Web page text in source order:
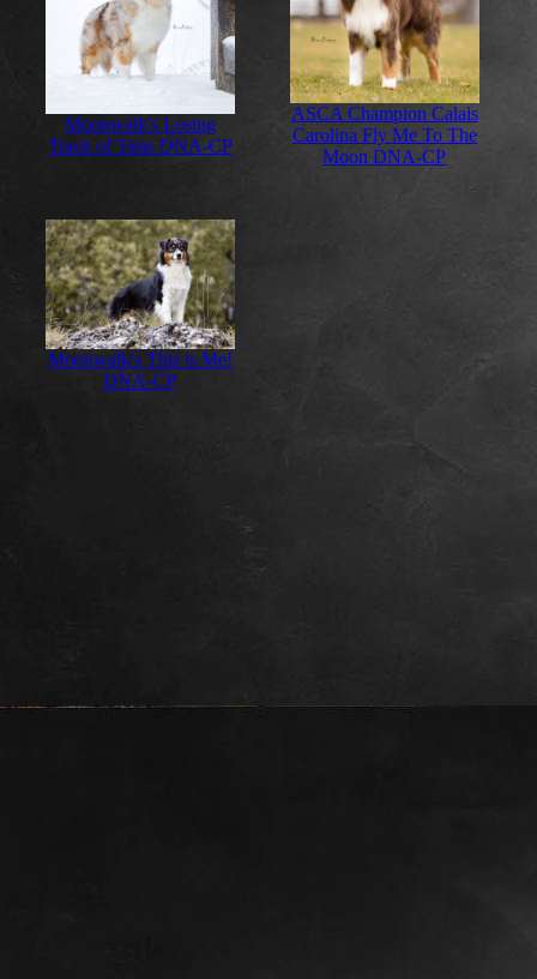
Moonwalk's Losing
Track of Time DNA-CP
ASCA Champion Calais
Carolina Fly Me To The
Moon DNA-CP
Moonwalk's This is Me!
DNA-CP